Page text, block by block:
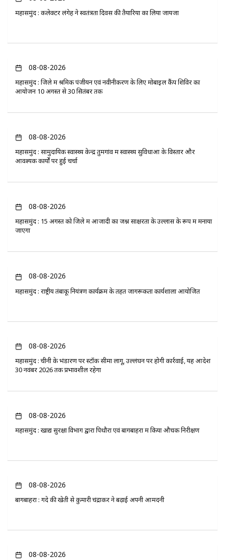
महासमुंद : कलेक्टर लंगेह ने स्वतंत्रता दिवस की तैयारियों का लिया जायजा
08-08-2026
महासमुंद : जिले में श्रमिक पंजीयन एवं नवीनीकरण के लिए मोबाइल कैंप शिविर का
आयोजन 10 अगस्त से 30 सितंबर तक
08-08-2026
महासमुंद : सामुदायिक स्वास्थ्य केन्द्र तुमगांव में स्वास्थ्य सुविधाओं के विस्तार और
आवश्यक कार्यों पर हुई चर्चा
08-08-2026
महासमुंद : 15 अगस्त को जिले में आजादी का जश्न साक्षरता के उल्लास के रूप में मनाया
जाएगा
08-08-2026
महासमुंद : राष्ट्रीय तंबाकू नियंत्रण कार्यक्रम के तहत जागरूकता कार्यशाला आयोजित
08-08-2026
महासमुंद : चीनी के भंडारण पर स्टॉक सीमा लागू, उल्लंघन पर होगी कार्रवाई, यह आदेश
30 नवंबर 2026 तक प्रभावशील रहेगा
08-08-2026
महासमुंद : खाद्य सुरक्षा विभाग द्वारा पिथौरा एवं बागबाहरा में किया औचक निरीक्षण
08-08-2026
बागबाहरा : गेंदे की खेती से कुमारी चंद्राकर ने बढ़ाई अपनी आमदनी
08-08-2026